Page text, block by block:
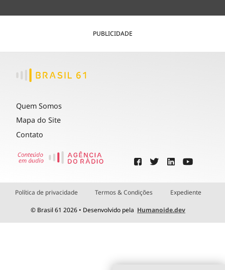
PUBLICIDADE
Quem Somos
Mapa do Site
Contato
Política de privacidade Termos & Condições Expediente
© Brasil 61 2026 • Desenvolvido pela Humanoide.dev